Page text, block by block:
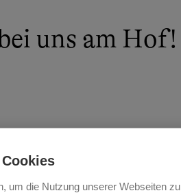
uns am Hof!
um die Nutzung unserer Webseiten zu